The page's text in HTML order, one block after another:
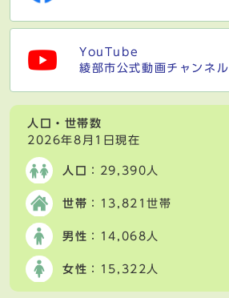
YouTube
綾部市公式動画チャンネル
人口・世帯数
2026年8月1日現在
人口 ：29,390人
世帯 ：13,821世帯
男性 ：14,068人
女性 ：15,322人